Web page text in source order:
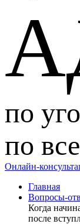
по
по
Онлайн-
Главная
Вопросы-
Когда
после